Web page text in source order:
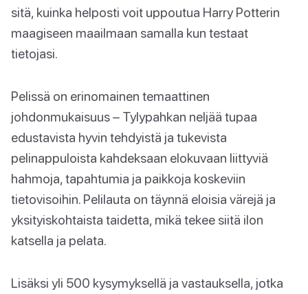
sitä, kuinka helposti voit uppoutua Harry Potterin
maagiseen maailmaan samalla kun testaat
tietojasi.
Pelissä on erinomainen temaattinen
johdonmukaisuus – Tylypahkan neljää tupaa
edustavista hyvin tehdyistä ja tukevista
pelinappuloista kahdeksaan elokuvaan liittyviä
hahmoja, tapahtumia ja paikkoja koskeviin
tietovisoihin. Pelilauta on täynnä eloisia värejä ja
yksityiskohtaista taidetta, mikä tekee siitä ilon
katsella ja pelata.
Lisäksi yli 500 kysymyksellä ja vastauksella, jotka